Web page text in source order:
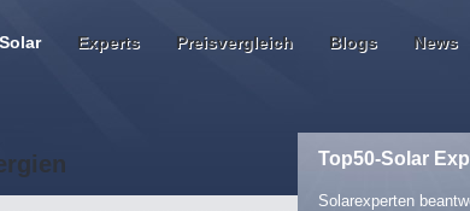
Experts Preisvergleich Blogs News
Top50-Solar
Solarexperten